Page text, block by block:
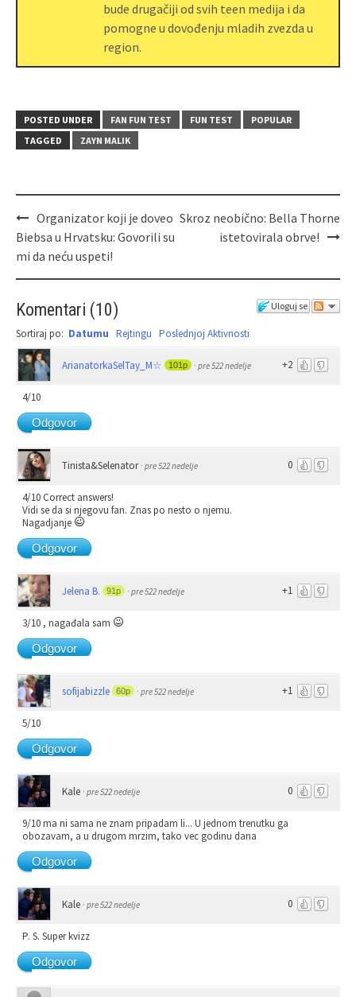
bude drugačiji od svih teen medija i da
pomogne u dovođenju mladih zvezda u
region.
POSTED UNDER FAN FUN TEST FUN TEST
POPULAR
TAGGED
ZAYN MALIK
Organizator koji je doveo
Biebsa u Hrvatsku: Govorili su
mi da neću uspeti!
Skroz neobično: Bella Thorne
istetovirala obrve!
Uloguj se
Komentari (10)
Sortiraj po: Datumu Rejtingu Poslednjoj Aktivnosti
+2
ArianatorkaSelTay_M☆ 101p · pre 522 nedelje
4/10
Odgovor
0
Tinista&Selenator · pre 522 nedelje
4/10 Correct answers!
Vidi se da si njegovu fan. Znas po nesto o njemu.
Nagadjanje
Odgovor
+1
Jelena B. 91p · pre 522 nedelje
3/10 , nagađala sam
Odgovor
+1
sofijabizzle 60p · pre 522 nedelje
5/10
Odgovor
0
Kale · pre 522 nedelje
9/10 ma ni sama ne znam pripadam li... U jednom trenutku ga
obozavam, a u drugom mrzim, tako vec godinu dana
Odgovor
0
Kale · pre 522 nedelje
P. S. Super kvizz
Odgovor